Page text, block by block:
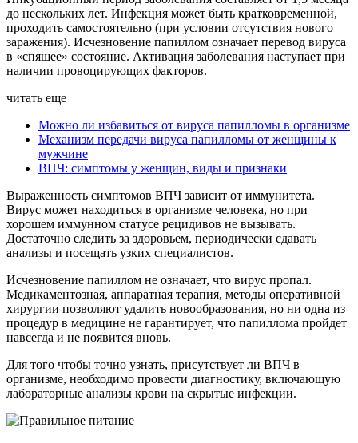
до нескольких лет. Инфекция может быть кратковременной,
проходить самостоятельно (при условии отсутствия нового
заражения). Исчезновение папиллом означает перевод вируса
в «спящее» состояние. Активация заболевания наступает при
наличии провоцирующих факторов.
читать еще
Можно ли избавиться от вируса папилломы в организме
Механизм передачи вируса папилломы от женщины к
мужчине
ВПЧ: симптомы у женщин, виды и признаки
Выраженность симптомов ВПЧ зависит от иммунитета.
Вирус может находиться в организме человека, но при
хорошем иммунном статусе рецидивов не вызывать.
Достаточно следить за здоровьем, периодически сдавать
анализы и посещать узких специалистов.
Исчезновение папиллом не означает, что вирус пропал.
Медикаментозная, аппаратная терапия, методы оперативной
хирургии позволяют удалить новообразования, но ни одна из
процедур в медицине не гарантирует, что папиллома пройдет
навсегда и не появится вновь.
Для того чтобы точно узнать, присутствует ли ВПЧ в
организме, необходимо провести диагностику, включающую
лабораторные анализы крови на скрытые инфекции.